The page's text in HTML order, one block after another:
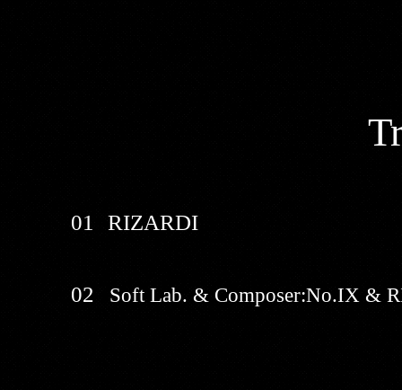
01 RIZARDI
02 Soft Lab. & Composer:No.IX &